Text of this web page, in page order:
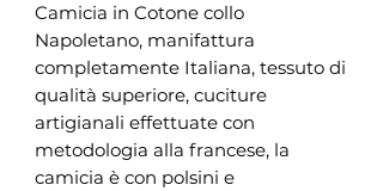
Camicia in Cotone collo
Napoletano, manifattura
completamente Italiana, tessuto di
qualità superiore, cuciture
artigianali effettuate con
metodologia alla francese, la
camicia è con polsini e